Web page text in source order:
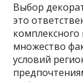
Выбор
это
множество
условий